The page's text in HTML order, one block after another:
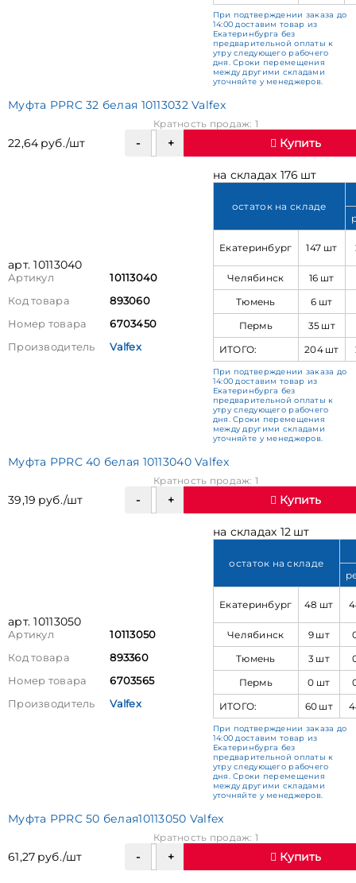
При подтверждении заказа до
14:00 доставим товар из
Екатеринбурга без
предварительной оплаты к
утру следующего рабочего
дня. Сроки перемещения
между другими складами
уточняйте у менеджеров.
Муфта PPRC 32 белая 10113032 Valfex
22,64 руб./шт
Кратность продаж: 1
Купить
арт. 10113040
Артикул
10113040
Код товара
893060
Номер товара
6703450
Производитель
Valfex
на складах 176 шт
остаток на складе
Екатеринбург 147 шт
Челябинск
16 шт
Тюмень
6 шт
Пермь
35 шт
ИТОГО:
204 шт
При подтверждении заказа до
14:00 доставим товар из
Екатеринбурга без
предварительной оплаты к
утру следующего рабочего
дня. Сроки перемещения
между другими складами
уточняйте у менеджеров.
Муфта PPRC 40 белая 10113040 Valfex
39,19 руб./шт
Кратность продаж: 1
Купить
арт. 10113050
Артикул
10113050
Код товара
893360
Номер товара
6703565
Производитель
Valfex
на складах 12 шт
остаток на складе
Екатеринбург 48 шт
Челябинск 9 шт
Тюмень
3 шт
Пермь
0 шт
ИТОГО:
60 шт
При подтверждении заказа до
14:00 доставим товар из
Екатеринбурга без
предварительной оплаты к
утру следующего рабочего
дня. Сроки перемещения
между другими складами
уточняйте у менеджеров.
Муфта PPRC 50 белая10113050 Valfex
61,27 руб./шт
Кратность продаж: 1
Купить